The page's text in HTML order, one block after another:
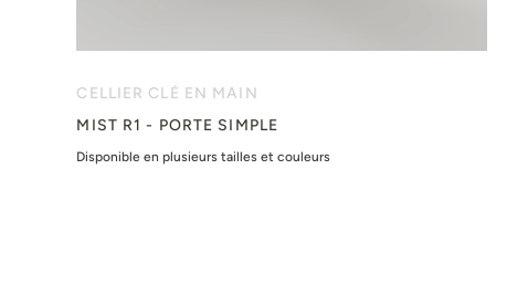
CELLIER CLÉ EN MAIN
MIST R1 - PORTE SIMPLE
Disponible en plusieurs tailles et couleurs